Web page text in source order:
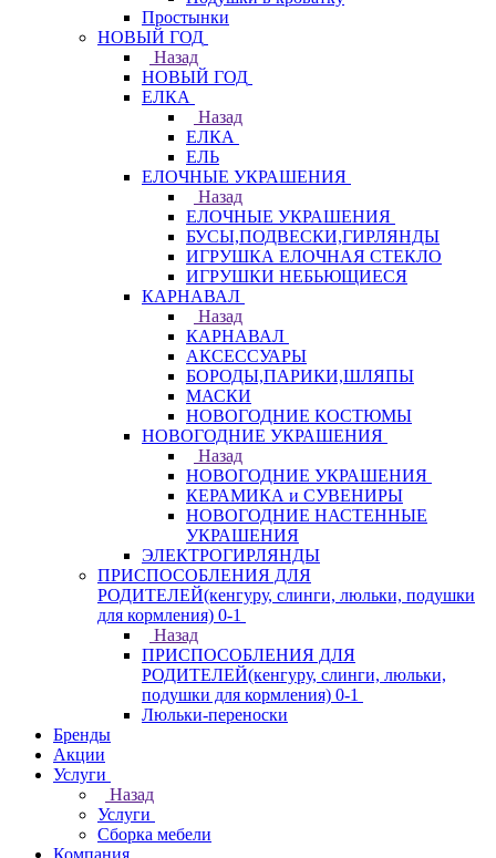
Простынки
НОВЫЙ ГОД
Назад
НОВЫЙ ГОД
ЕЛКА
Назад
ЕЛКА
ЕЛЬ
ЕЛОЧНЫЕ УКРАШЕНИЯ
Назад
ЕЛОЧНЫЕ УКРАШЕНИЯ
БУСЫ,ПОДВЕСКИ,ГИРЛЯНДЫ
ИГРУШКА ЕЛОЧНАЯ СТЕКЛО
ИГРУШКИ НЕБЬЮЩИЕСЯ
КАРНАВАЛ
Назад
КАРНАВАЛ
АКСЕССУАРЫ
БОРОДЫ,ПАРИКИ,ШЛЯПЫ
МАСКИ
НОВОГОДНИЕ КОСТЮМЫ
НОВОГОДНИЕ УКРАШЕНИЯ
Назад
НОВОГОДНИЕ УКРАШЕНИЯ
КЕРАМИКА и СУВЕНИРЫ
НОВОГОДНИЕ НАСТЕННЫЕ
УКРАШЕНИЯ
ЭЛЕКТРОГИРЛЯНДЫ
ПРИСПОСОБЛЕНИЯ ДЛЯ
РОДИТЕЛЕЙ(кенгуру, слинги, люльки, подушки
для кормления) 0-1
Назад
ПРИСПОСОБЛЕНИЯ ДЛЯ
РОДИТЕЛЕЙ(кенгуру, слинги, люльки,
подушки для кормления) 0-1
Люльки-переноски
Бренды
Акции
Услуги
Назад
Услуги
Сборка мебели
Компания